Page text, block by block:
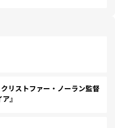
リストファー・ノーラン監督
』